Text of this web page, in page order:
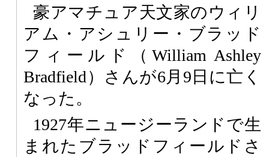
豪アマチュア天文家のウィリ
アム・アシュリー・ブラッド
フィールド（William Ashley
Bradfield）さんが6月9日に亡く
なった。
1927年ニュージーランドで生
まれたブラッドフィールドさ